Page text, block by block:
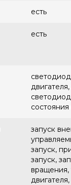
есть
есть
запуск
запуск,
запуск,
вращения,
двигателя,